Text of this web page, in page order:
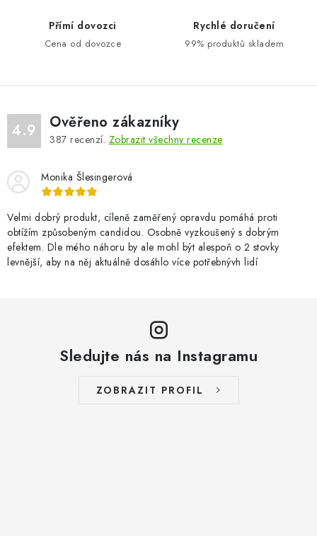
Přímí dovozci
Cena od dovozce
Rychlé doručení
99% produktů skladem
4.9 Ověřeno zákazníky
387 recenzí. Zobrazit všechny recenze
Monika Šlesingerová
Velmi dobrý produkt, cíleně zaměřený opravdu pomáhá proti
obtížím způsobeným candidou. Osobně vyzkoušený s dobrým
efektem. Dle mého náhoru by ale mohl být alespoň o 2 stovky
levnější, aby na něj aktuálně dosáhlo více potřebnývh lidí
Sledujte nás na Instagramu
ZOBRAZIT PROFIL